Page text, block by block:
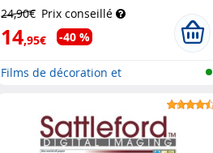
24,90€ Prix conseillé
14,95€ -40 %
Films de décoration et